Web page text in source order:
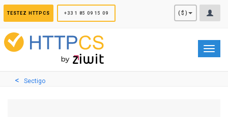
TESTEZ HTTPCS +33 1 85 09 15 09 ($)
Sectigo
Panneau de gestion des cookies